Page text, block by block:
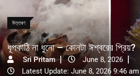
উত্তরণ
ধূপকাঠি না ধুনো – কোনটা ঈশ্বরের প্রিয়?
Sri Pritam
June 8, 2026
Latest Update: June 8, 2026 9:46 am